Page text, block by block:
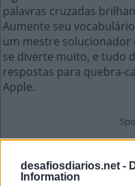
desafiosdiarios.net -
Information
palavras cruzadas
Aumente seu
um mestre solucionador
se diverte muito, e tudo
respostas para quebra-
Apple.